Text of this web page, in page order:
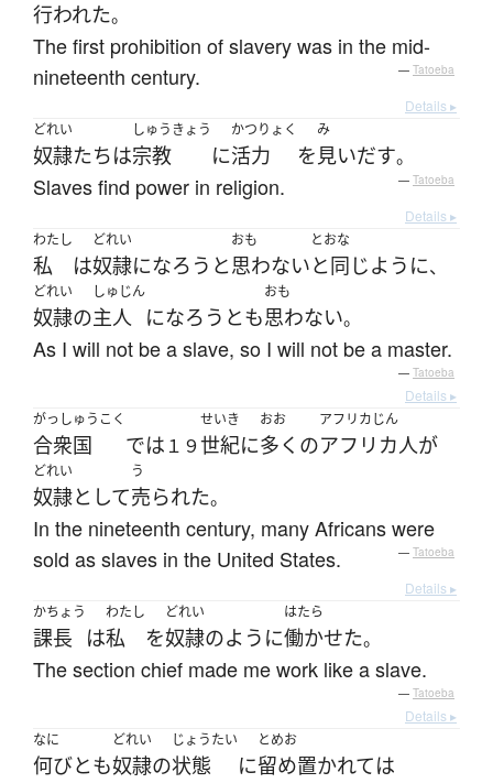
行われた。
The first prohibition of slavery was in the mid-
nineteenth century.
— Tatoeba
Details ▸
どれい
奴隷たちは
しゅうきょう
宗教 に
かつりょく
活力 を
み
見いだす。
Slaves find power in religion. — Tatoeba
Details ▸
わたし
私 は
どれい
奴隷になろう と
おも
思わない
とおな
と同じように、
どれい
奴隷の
しゅじん
主人 になろう とも
おも
思わない。
As I will not be a slave, so I will not be a master.
— Tatoeba
Details ▸
がっしゅうこく
合衆国 では １９
せいき
世紀に
おお
多く の
アフリカじん
アフリカ人が
どれい
奴隷として
う
売られた。
In the nineteenth century, many Africans were
sold as slaves in the United States.
— Tatoeba
Details ▸
かちょう
課長 は
わたし
私 を
どれい
奴隷のように
はたら
働かせた。
The section chief made me work like a slave.
— Tatoeba
Details ▸
なに
何びとも
どれい
奴隷の
じょうたい
状態 に
とめお
留め置かれては